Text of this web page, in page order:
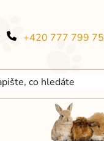
+420 777 799